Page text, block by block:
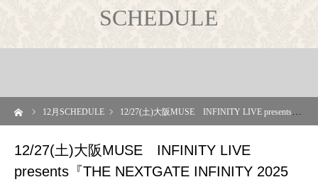
SCHEDULE
12月SCHEDULE 12/27(土)大阪MUSE INFINITY LIVE presents『THE NEXTGATE INFINITY 2025 OSAKA』
12/27(土)大阪MUSE INFINITY LIVE
presents『THE NEXTGATE INFINITY 2025